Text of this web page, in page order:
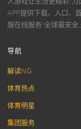
APP,提供下载、入口、
服在线服务!全球最安全
导航
解读NG
体育热点
体育明星
集团服务